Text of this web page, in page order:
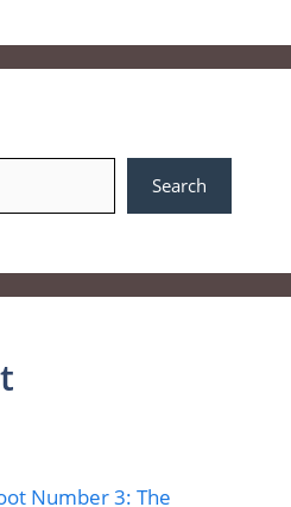
Search
Number 3: The